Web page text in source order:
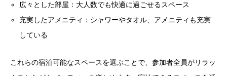
広々とした部屋：大人数でも快適に過ごせるスペース
充実したアメニティ：シャワーやタオル、アメニティも充実
している
これらの宿泊可能なスペースを選ぶことで、参加者全員がリラッ